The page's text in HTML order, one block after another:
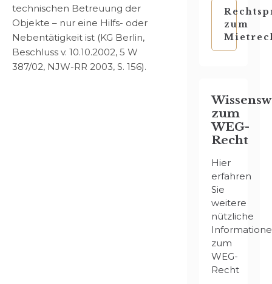
technischen Betreuung der
Objekte – nur eine Hilfs- oder
Nebentätigkeit ist (KG Berlin,
Beschluss v. 10.10.2002, 5 W
387/02, NJW-RR 2003, S. 156).
zum
zum
WEG-
Recht
Hier
erfahren
Sie
weitere
nützliche
zum
WEG-
Recht